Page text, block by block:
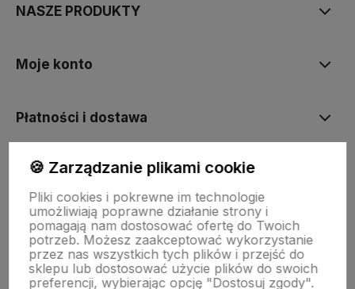
NASZE PRODUKTY
Moje konto
Płatności i dostawa
Informacje
O nas
🍪 Zarządzanie plikami cookie
Pliki cookies i pokrewne im technologie
umożliwiają poprawne działanie strony i
pomagają nam dostosować ofertę do Twoich
potrzeb. Możesz zaakceptować wykorzystanie
przez nas wszystkich tych plików i przejść do
sklepu lub dostosować użycie plików do swoich
preferencji, wybierając opcję "Dostosuj zgody".